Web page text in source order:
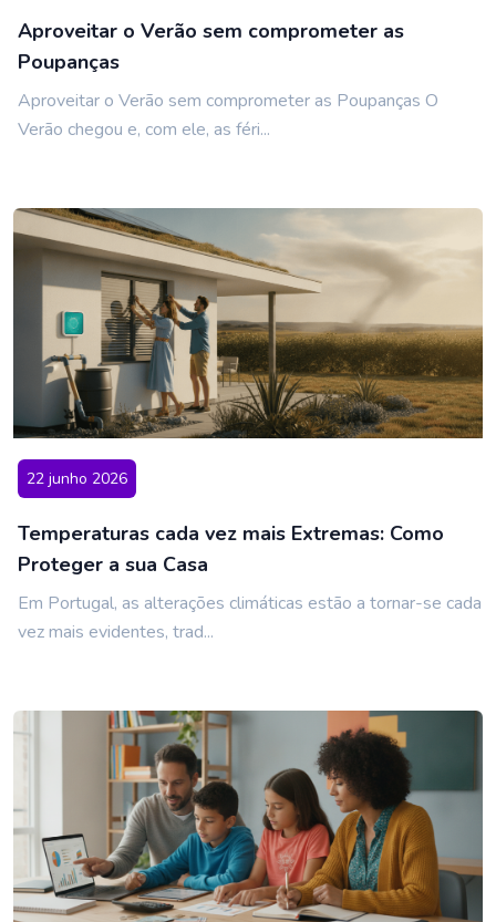
Aproveitar o Verão sem comprometer as
Poupanças
Aproveitar o Verão sem comprometer as Poupanças O
Verão chegou e, com ele, as féri...
22 junho 2026
Temperaturas cada vez mais Extremas: Como
Proteger a sua Casa
Em Portugal, as alterações climáticas estão a tornar-se cada
vez mais evidentes, trad...